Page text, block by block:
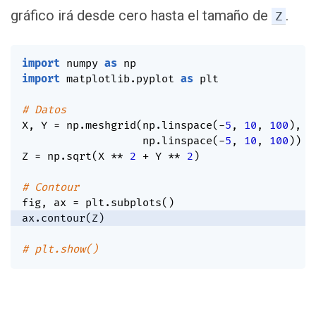
gráfico irá desde cero hasta el tamaño de Z .
import numpy as
import matplotlib. pyplot as plt
# Datos
X, Y = np .meshgrid( np . linspace( -5 , 10 , 100 ) ,
                   np
. linspace( -5 , 10 , 100 ) )
Z = np . sqrt(X ** 2 + Y ** 2 )
# Contour
fig, ax = plt . subplots( )
ax . contour( Z)
# plt.show()